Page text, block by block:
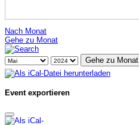
Nach Monat
Gehe zu Monat
Gehe zu Monat
Event exportieren